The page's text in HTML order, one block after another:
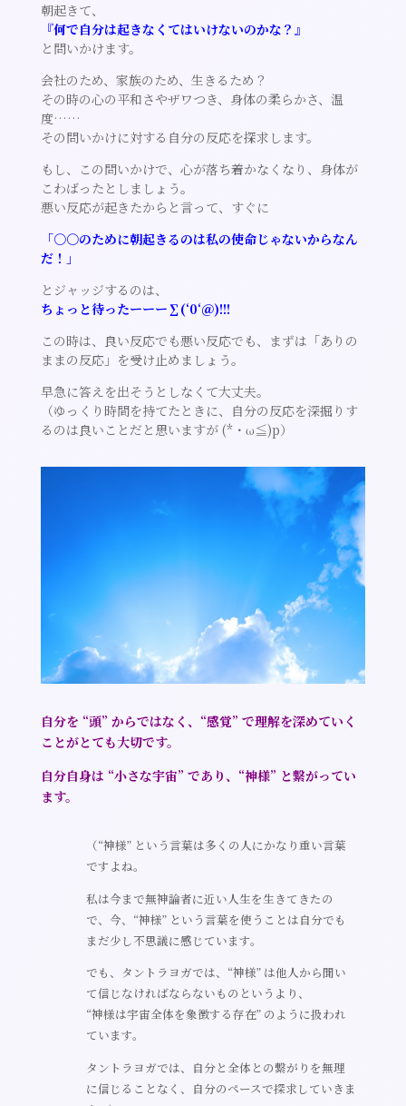
朝起きて、
『何で自分は起きなくてはいけないのかな？』
と問いかけます。
会社のため、家族のため、生きるため？
その時の心の平和さやザワつき、身体の柔らかさ、温
度……
その問いかけに対する自分の反応を探求します。
もし、この問いかけで、心が落ち着かなくなり、身体が
こわばったとしましょう。
悪い反応が起きたからと言って、すぐに
「○○のために朝起きるのは私の使命じゃないからなん
だ！」
とジャッジするのは、
ちょっと待ったーーー∑(‘0‘＠)!!!
この時は、良い反応でも悪い反応でも、まずは「ありの
ままの反応」を受け止めましょう。
早急に答えを出そうとしなくて大丈夫。
（ゆっくり時間を持てたときに、自分の反応を深掘りす
るのは良いことだと思いますが (*・ω≦)p）
自分を “頭” からではなく、“感覚” で理解を深めていく
ことがとても大切です。
自分自身は “小さな宇宙” であり、“神様” と繋がってい
ます。
（“神様” という言葉は多くの人にかなり重い言葉
ですよね。
私は今まで無神論者に近い人生を生きてきたの
で、今、“神様” という言葉を使うことは自分でも
まだ少し不思議に感じています。
でも、タントラヨガでは、“神様” は他人から聞い
て信じなければならないものというより、
“神様は宇宙全体を象徴する存在” のように扱われ
ています。
タントラヨガでは、自分と全体との繋がりを無理
に信じることなく、自分のペースで探求していきま